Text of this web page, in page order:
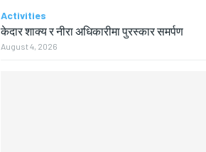
Activities
केदार शाक्य र नीरा अधिकारीमा पुरस्कार समर्पण
August 4, 2026